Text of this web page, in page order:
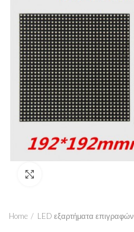
Home LED εξαρτήματα επιγραφών